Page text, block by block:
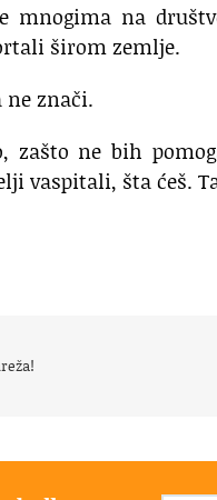
mnogima na
širom zemlje.
znači.
zašto ne bih
vaspitali, šta ćeš.